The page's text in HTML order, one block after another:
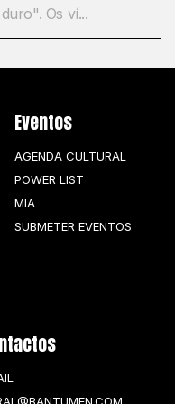
Os ví...
Eventos
AGENDA CULTURAL
POWER LIST
MIA
SUBMETER EVENTOS